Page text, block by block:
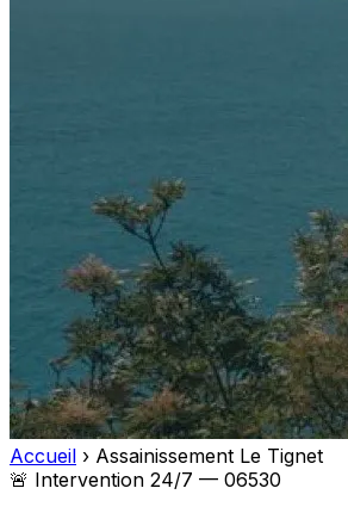
Accueil › Assainissement Le Tignet
🚨 Intervention 24/7 — 06530